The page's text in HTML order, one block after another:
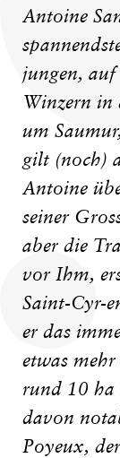
Antoine
jungen,
Winzern in
um
gilt (noch)
Antoine
seiner
aber die
vor Ihm,
Saint-Cyr-
er das
etwas
rund 10 ha
davon
Poyeux,